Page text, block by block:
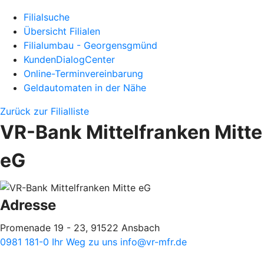
Filialsuche
Übersicht Filialen
Filialumbau - Georgensgmünd
KundenDialogCenter
Online-Terminvereinbarung
Geldautomaten in der Nähe
Zurück zur Filialliste
VR-Bank Mittelfranken Mitte
eG
Adresse
Promenade 19 - 23, 91522 Ansbach
0981 181-0 Ihr Weg zu uns info@vr-mfr.de